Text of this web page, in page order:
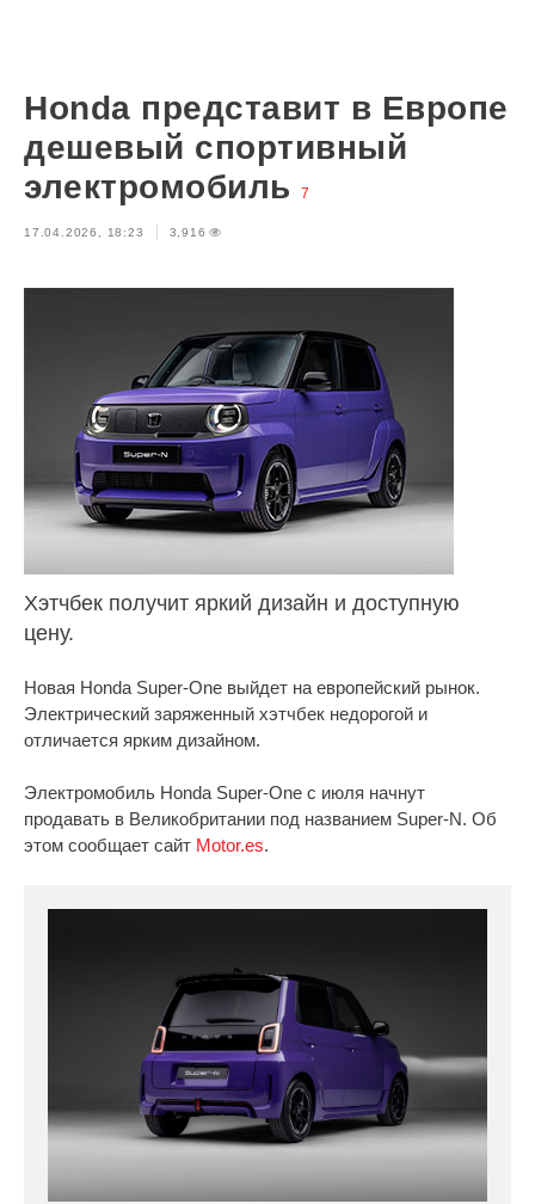
Honda представит в Европе
дешевый спортивный
электромобиль
7
17.04.2026, 18:23 3,916
Хэтчбек получит яркий дизайн и доступную
цену.
Новая Honda Super-One выйдет на европейский рынок.
Электрический заряженный хэтчбек недорогой и
отличается ярким дизайном.
Электромобиль Honda Super-One с июля начнут
продавать в Великобритании под названием Super-N. Об
этом сообщает сайт Motor.es.